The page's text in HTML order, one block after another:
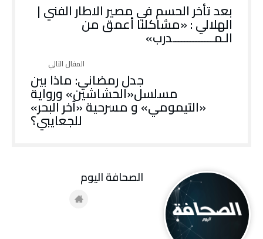
بعد تأخر الحسم في مصير الاطار الفني |
الهلالي : «مشاكلنا أعمق من
الـمــــــــــــــدرب»
جدل رمضاني: ماذا بين
مسلسل«الحشاشين» ورواية
«التيمومي» و مسرحية «آخر البحر»
للجعايبي؟